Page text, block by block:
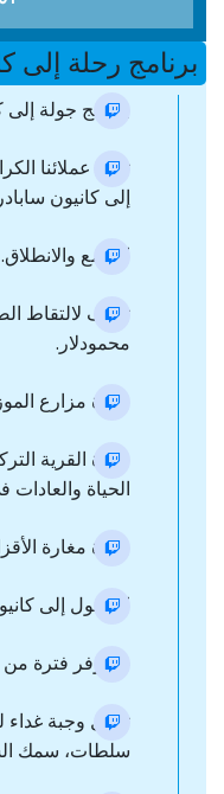
برنامج رحلة إلى
برنامج جولة
تنقل عملائنا
إلى كانيون
التجمع والانطلاق.
توقف لالتقاط
محمودلار.
زيارة مزارع
زيارة القرية
الحياة والعادات
زيارة مغارة
الوصول إلى
ستتوفر فترة
تناول وجبة
سلطات، سمك